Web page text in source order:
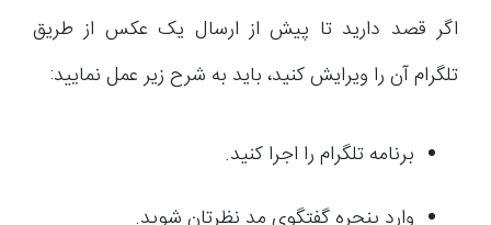
اگر قصد دارید تا پیش از ارسال یک عکس از طریق
تلگرام آن را ویرایش کنید، باید به شرح زیر عمل نمایید:
برنامه تلگرام را اجرا کنید.